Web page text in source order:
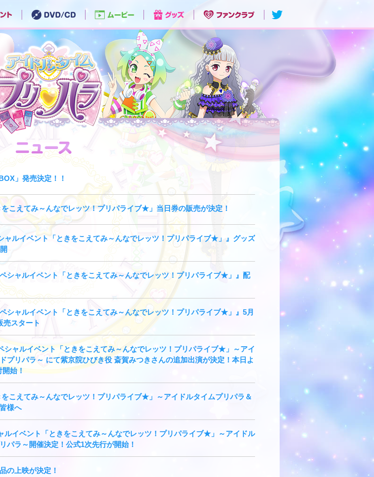
」発売決定！！
こえてみ～んなでレッツ！プリパライブ★」当日券の販売が決定！
ャルイベント「ときをこえてみ～んなでレッツ！プリパライブ★」』グッズ
シャルイベント「ときをこえてみ～んなでレッツ！プリパライブ★」』配
シャルイベント「ときをこえてみ～んなでレッツ！プリパライブ★」』5⽉
売スタート
シャルイベント「ときをこえてみ～んなでレッツ！プリパライブ★」～アイ
プリパラ～ にて紫京院ひびき役 斎賀みつきさんの追加出演が決定！本日よ
始！
こえてみ～んなでレッツ！プリパライブ★」～アイドルタイムプリパラ＆
様へ
ルイベント「ときをこえてみ～んなでレッツ！プリパライブ★」～アイドル
パラ～開催決定！公式1次先行が開始！
の上映が決定！